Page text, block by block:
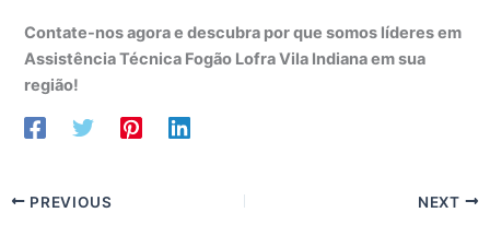
Contate-nos agora e descubra por que somos líderes em
Assistência Técnica Fogão Lofra Vila Indiana em sua
região!
PREVIOUS NEXT